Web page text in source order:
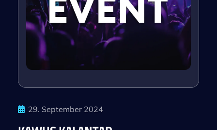
29. September 2024